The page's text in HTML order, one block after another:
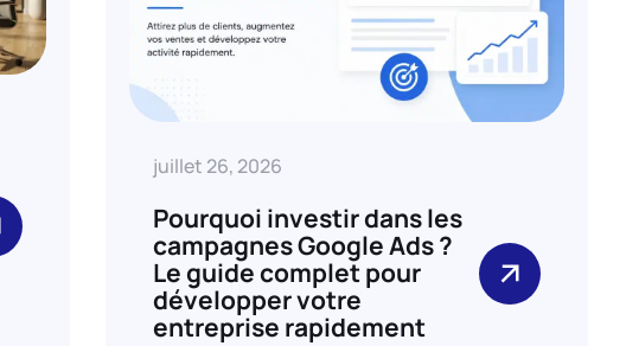
juillet 26, 2026
Pourquoi investir dans les
campagnes Google Ads ?
Le guide complet pour
développer votre
entreprise rapidement